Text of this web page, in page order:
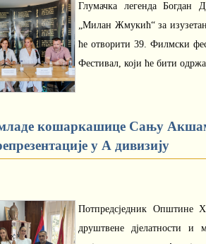
Глумачка легенда Богдан
„Милан Жмукић“ за
ће отворити 39. Филмски
Фестивал, који ће бити
кошаркашице Сању
у А дивизију
Потпредсједник Општине
друштвене дјелатности и